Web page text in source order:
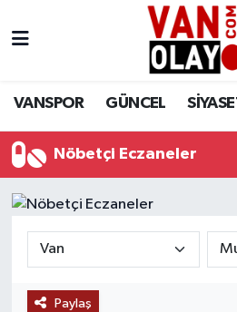
VANSPOR GÜNCEL
Nöbetçi Eczaneler
Paylaş
Siyaset
Ekonomi
Sağlık
Eğitim
Van Nöbetçi Eczaneler
Van Namaz Vakitleri
Van Trafik Yoğunluk
Süper Lig Puan Durumu
Tüm Manşetler